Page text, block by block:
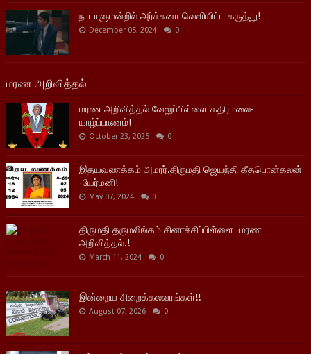
நாடாளுமன்றில் அர்ச்சுனா வெளியிட்ட கருத்து!
December 05, 2024 0
மரண அறிவித்தல்
மரண அறிவித்தல் வேலுப்பிள்ளை கதிரமலை-
யாழ்ப்பாணம்!
October 23, 2025 0
இதயவணக்கம் அமரர்.திருமதி ஜெயந்தி கீதபொன்கலன்
-யேர்மனி!
May 07, 2024 0
திருமதி தருமலிங்கம் சினாச்சிப்பிள்ளை -மரண
அறிவித்தல்.!
March 11, 2024 0
இன்றைய சிறைக்கலவரங்கள்!!
August 07, 2026 0